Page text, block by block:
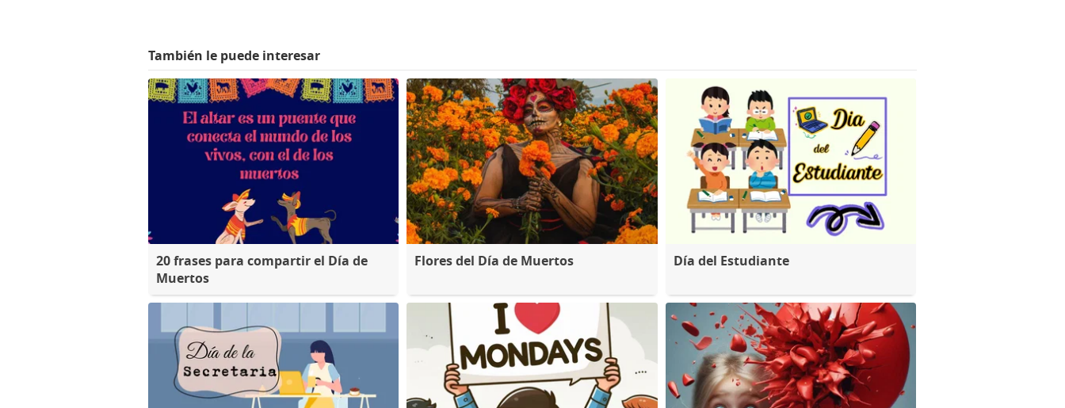
También le puede interesar
20 frases para compartir el Día de
Muertos
Flores del Día de Muertos Día del Estudiante